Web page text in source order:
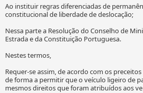
Ao instituir regras diferenciadas de
constitucional de liberdade de deslocação;
Nessa parte a Resolução do Conselho de
Estrada e da Constituição Portuguesa.
Nestes termos,
Requer-se assim, de acordo com os
de forma a permitir que o veículo ligeiro de
mesmos direitos que foram atribuídos aos